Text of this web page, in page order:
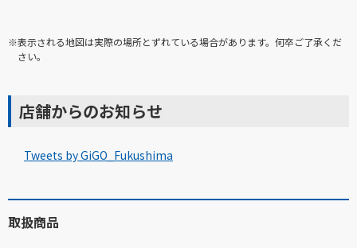
※表示される地図は実際の場所とずれている場合があります。何卒ご了承くだ
さい。
店舗からのお知らせ
Tweets by GiGO_Fukushima
取扱商品